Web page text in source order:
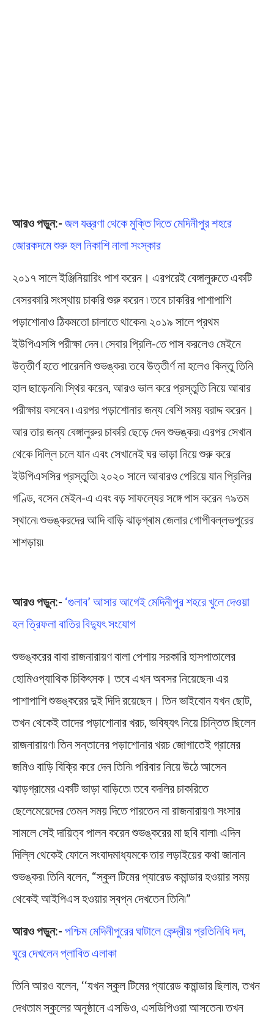
আরও পড়ুন:- জল যন্ত্রণা থেকে মুক্তি দিতে মেদিনীপুর শহরে
জোরকদমে শুরু হল নিকাশি নালা সংস্কার
২০১৭ সালে ইঞ্জিনিয়ারিং পাশ করেন। এরপরেই বেঙ্গালুরুতে একটি
বেসরকারি সংস্থায় চাকরি শুরু করেন ৷ তবে চাকরির পাশাপাশি
পড়াশোনাও ঠিকমতো চালাতে থাকেন৷ ২০১৯ সালে প্রথম
ইউপিএসসি পরীক্ষা দেন ৷ সেবার প্রিলি-তে পাস করলেও মেইনে
উত্তীর্ণ হতে পারেননি শুভঙ্কর৷ তবে উত্তীর্ণ না হলেও কিন্তু তিনি
হাল ছাড়েননি৷ স্থির করেন, আরও ভাল করে প্রস্তুতি নিয়ে আবার
পরীক্ষায় বসবেন ৷ এরপর পড়াশোনার জন্য বেশি সময় বরাদ্দ করেন।
আর তার জন্য বেঙ্গালুরুর চাকরি ছেড়ে দেন শুভঙ্কর৷ এরপর সেখান
থেকে দিল্লি চলে যান এবং সেখানেই ঘর ভাড়া নিয়ে শুরু করে
ইউপিএসসির প্রস্তুতি৷ ২০২০ সালে আবারও পেরিয়ে যান প্রিলির
গণ্ডি, বসেন মেইন-এ এবং বড় সাফল্যের সঙ্গে পাস করেন ৭৯তম
স্থানে৷ শুভঙ্করদের আদি বাড়ি ঝাড়গ্ৰাম জেলার গোপীবল্লভপুরের
শাশড়ায়৷
আরও পড়ুন:- ‘গুলাব’ আসার আগেই মেদিনীপুর শহরে খুলে দেওয়া
হল ত্রিফলা বাতির বিদ্যুৎ সংযোগ
শুভঙ্করের বাবা রাজনারায়ণ বালা পেশায় সরকারি হাসপাতালের
হোমিওপ্যাথিক চিকিৎসক। তবে এখন অবসর নিয়েছেন৷ এর
পাশাপাশি শুভঙ্করের দুই দিদি রয়েছেন। তিন ভাইবোন যখন ছোট,
তখন থেকেই তাদের পড়াশোনার খরচ, ভবিষ্যৎ নিয়ে চিন্তিত ছিলেন
রাজনারায়ণ৷ তিন সন্তানের পড়াশোনার খরচ জোগাতেই গ্রামের
জমিও বাড়ি বিক্রি করে দেন তিনি৷ পরিবার নিয়ে উঠে আসেন
ঝাড়গ্রামের একটি ভাড়া বাড়িতে৷ তবে বদলির চাকরিতে
ছেলেমেয়েদের তেমন সময় দিতে পারতেন না রাজনারায়ণ৷ সংসার
সামলে সেই দায়িত্ব পালন করেন শুভঙ্করের মা ছবি বালা৷ এদিন
দিল্লি থেকেই ফোনে সংবাদমাধ্যমকে তার লড়াইয়ের কথা জানান
শুভঙ্কর৷ তিনি বলেন, “স্কুল টিমের প্যারেড কমান্ডার হওয়ার সময়
থেকেই আইপিএস হওয়ার স্বপ্ন দেখতেন তিনি৷”
আরও পড়ুন:- পশ্চিম মেদিনীপুরের ঘাটালে কেন্দ্রীয় প্রতিনিধি দল,
ঘুরে দেখলেন প্লাবিত এলাকা
তিনি আরও বলেন, ‘‘যখন স্কুল টিমের প্যারেড কমান্ডার ছিলাম, তখন
দেখতাম স্কুলের অনুষ্ঠানে এসডিও, এসডিপিওরা আসতেন৷ তখন